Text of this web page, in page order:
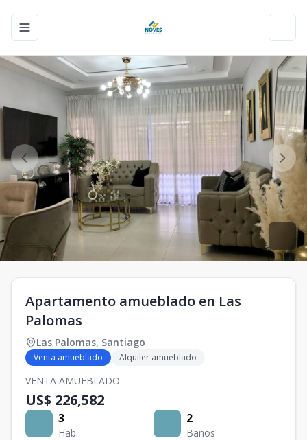
Toggle navigation menu
Apartamento amueblado en Las
Palomas
Las Palomas, Santiago
Venta amueblado Alquiler amueblado
VENTA AMUEBLADO
US$ 226,582
3
Hab.
2
Baños